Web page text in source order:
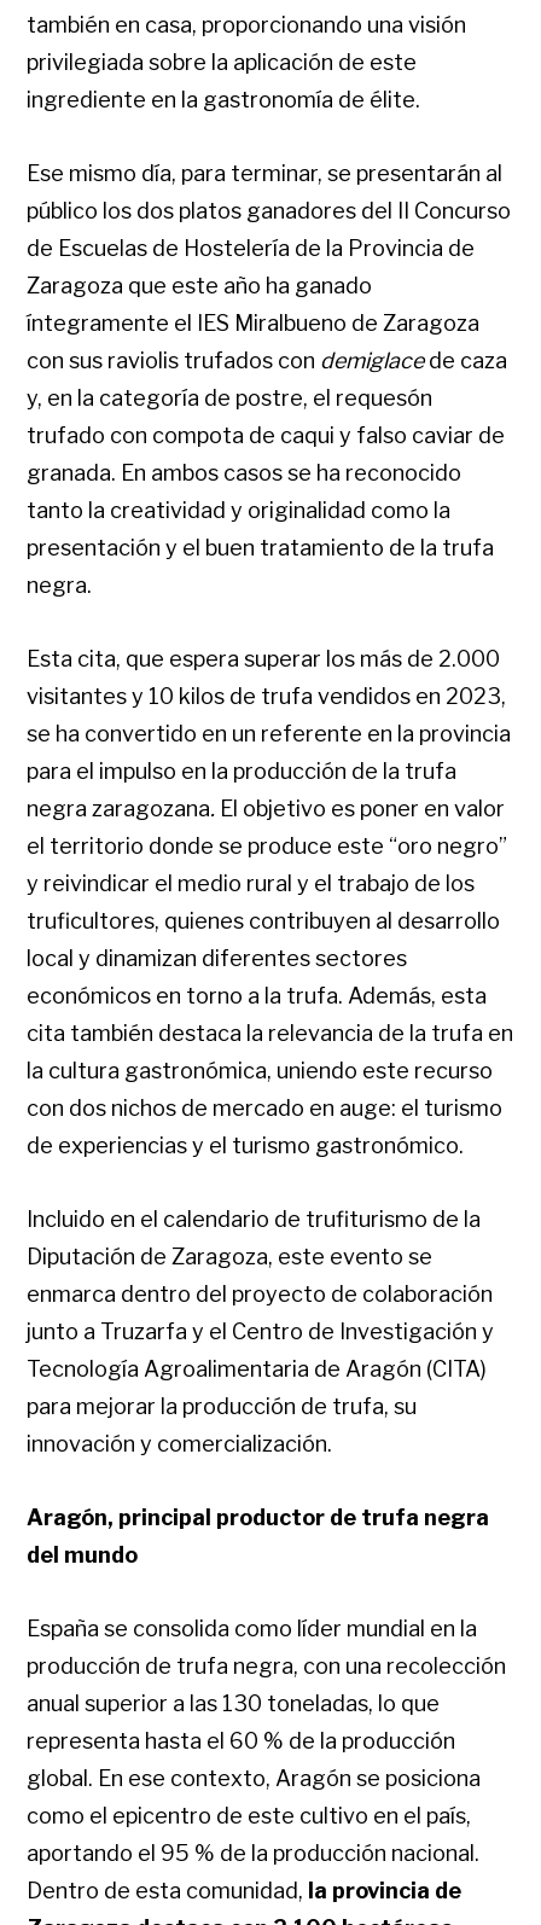
también en casa, proporcionando una visión
privilegiada sobre la aplicación de este
ingrediente en la gastronomía de élite.
Ese mismo día, para terminar, se presentarán al
público los dos platos ganadores del II Concurso
de Escuelas de Hostelería de la Provincia de
Zaragoza que este año ha ganado
íntegramente el IES Miralbueno de Zaragoza
con sus raviolis trufados con demiglacede caza
y, en la categoría de postre, el requesón
trufado con compota de caqui y falso caviar de
granada. En ambos casos se ha reconocido
tanto la creatividad y originalidad como la
presentación y el buen tratamiento de la trufa
negra.
Esta cita, que espera superar los más de 2.000
visitantes y 10 kilos de trufa vendidos en 2023,
se ha convertido en un referente en la provincia
para el impulso en la producción de la trufa
negra zaragozana. El objetivo es poner en valor
el territorio donde se produce este “oro negro”
y reivindicar el medio rural y el trabajo de los
truficultores, quienes contribuyen al desarrollo
local y dinamizan diferentes sectores
económicos en torno a la trufa. Además, esta
cita también destaca la relevancia de la trufa en
la cultura gastronómica, uniendo este recurso
con dos nichos de mercado en auge: el turismo
de experiencias y el turismo gastronómico.
Incluido en el calendario de trufiturismo de la
Diputación de Zaragoza, este evento se
enmarca dentro del proyecto de colaboración
junto a Truzarfa y el Centro de Investigación y
Tecnología Agroalimentaria de Aragón (CITA)
para mejorar la producción de trufa, su
innovación y comercialización.
Aragón, principal productor de trufa negra
del mundo
España se consolida como líder mundial en la
producción de trufa negra, con una recolección
anual superior a las 130 toneladas, lo que
representa hasta el 60 % de la producción
global. En ese contexto, Aragón se posiciona
como el epicentro de este cultivo en el país,
aportando el 95 % de la producción nacional.
Dentro de esta comunidad, la provincia de